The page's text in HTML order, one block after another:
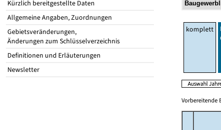
Kürzlich bereitgestellte Daten
Allgemeine Angaben, Zuordnungen
Gebietsveränderungen,
Änderungen zum Schlüsselverzeichnis
Definitionen und Erläuterungen
Newsletter
komplett
Vorbereitende